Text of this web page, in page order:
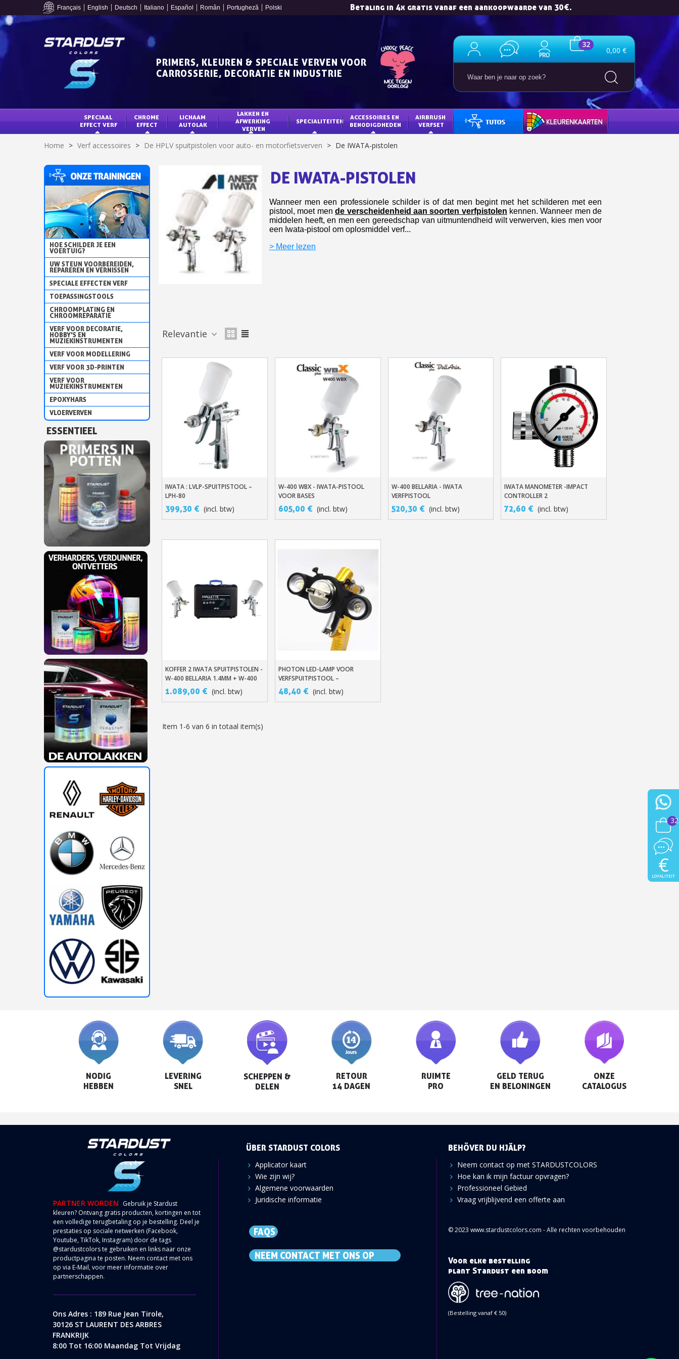
Français English Deutsch Italiano Español Român Portugheză Polski Betaling in 4x gratis vanaf een aankoopwaarde van 30€.
Schrijf je in voor de nieuwsbrief: €5 korting
Levering binnen 48-72 uur in Nederland
Je online offerte in minder dan 1 minuut
Verzamel loyaliteitspunten bij elke bestelling
Retourneer producten binnen 14 dagen
Retourneer producten binnen 14 dagen
5€ korting op de eerste bestelling
10€ shopping voucher voor elke verwijzing
Schrijf je in voor de nieuwsbrief: €5 korting
Betaling in 4x gratis vanaf een aankoopwaarde van 30€.
PRIMERS, KLEUREN & SPECIALE VERVEN VOOR
CARROSSERIE, DECORATIE EN INDUSTRIE
32
0,00 €
SPECIAAL
EFFECT VERF
CHROME
EFFECT
LICHAAM
AUTOLAK
LAKKEN EN
AFWERKING
VERVEN
SPECIALITEITEN
ACCESSOIRES EN
BENODIGDHEDEN
AIRBRUSH
VERFSET
HANDLEIDINGEN KLEURENKAARTEN
Home > Verf accessoires > De HPLV spuitpistolen voor auto- en motorfietsverven > De IWATA-pistolen
HOE SCHILDER JE EEN
VOERTUIG?
UW STEUN VOORBEREIDEN,
REPAREREN EN VERNISSEN
SPECIALE EFFECTEN VERF
TOEPASSINGSTOOLS
CHROOMPLATING EN
CHROOMREPARATIE
VERF VOOR DECORATIE,
HOBBY'S EN
MUZIEKINSTRUMENTEN
VERF VOOR MODELLERING
VERF VOOR 3D-PRINTEN
VERF VOOR
MUZIEKINSTRUMENTEN
EPOXYHARS
VLOERVERVEN
ESSENTIEEL
DE IWATA-PISTOLEN
Wanneer men een professionele schilder is of dat men begint met het schilderen met een
pistool, moet mende verscheidenheid aan soorten verfpistolen kennen. Wanneer men de
middelen heeft, en men een gereedschap van uitmuntendheid wilt verwerven, kies men voor
een Iwata-pistool om oplosmiddel verf...
> Meer lezen
Relevantie
In Winkelwagen
IWATA : LVLP-SPUITPISTOOL –
LPH-80
399,30 € (incl. btw)
In Winkelwagen
W-400 WBX - IWATA-PISTOOL
VOOR BASES
605,00 € (incl. btw)
In Winkelwagen
W-400 BELLARIA - IWATA
VERFPISTOOL
520,30 € (incl. btw)
In Winkelwagen
IWATA MANOMETER -IMPACT
CONTROLLER 2
72,60 € (incl. btw)
In Winkelwagen
KOFFER 2 IWATA SPUITPISTOLEN -
W-400 BELLARIA 1.4MM + W-400
WBX 1.3MM
1.089,00 € (incl. btw)
In Winkelwagen
PHOTON LED-LAMP VOOR
VERFSPUITPISTOOL –
AANPASBAAR AAN ALLE
SPUITPISTOLEN
48,40 € (incl. btw)
Item 1-6 van 6 in totaal item(s)
NODIG
HEBBEN
LEVERING
SNEL
SCHEPPEN &
DELEN
RETOUR
14 DAGEN
RUIMTE
PRO
GELD TERUG
EN BELONINGEN
ONZE
CATALOGUS
PARTNER WORDEN Gebruik je Stardust
kleuren? Ontvang gratis producten, kortingen en tot
een volledige terugbetaling op je bestelling. Deel je
prestaties op sociale netwerken (Facebook,
Youtube, TikTok, Instagram) door de tags
@stardustcolors te gebruiken en links naar onze
productpagina te posten. Neem contact met ons
op via E-Mail, voor meer informatie over
partnerschappen.
Ons Adres : 189 Rue Jean Tirole,
30126 ST LAURENT DES ARBRES
FRANKRIJK
8:00 Tot 16:00 Maandag Tot Vrijdag
ÜBER STARDUST COLORS
Applicator kaart
Wie zijn wij?
Algemene voorwaarden
Juridische informatie
FAQS
NEEM CONTACT MET ONS OP
BEHÖVER DU HJÄLP?
Neem contact op met STARDUSTCOLORS
Hoe kan ik mijn factuur opvragen?
Professioneel Gebied
Vraag vrijblijvend een offerte aan
© 2023 www.stardustcolors.com - Alle rechten voorbehouden
Voor elke bestelling
plant Stardust een boom
(Bestelling vanaf € 50)
32
€
LOYALITEIT